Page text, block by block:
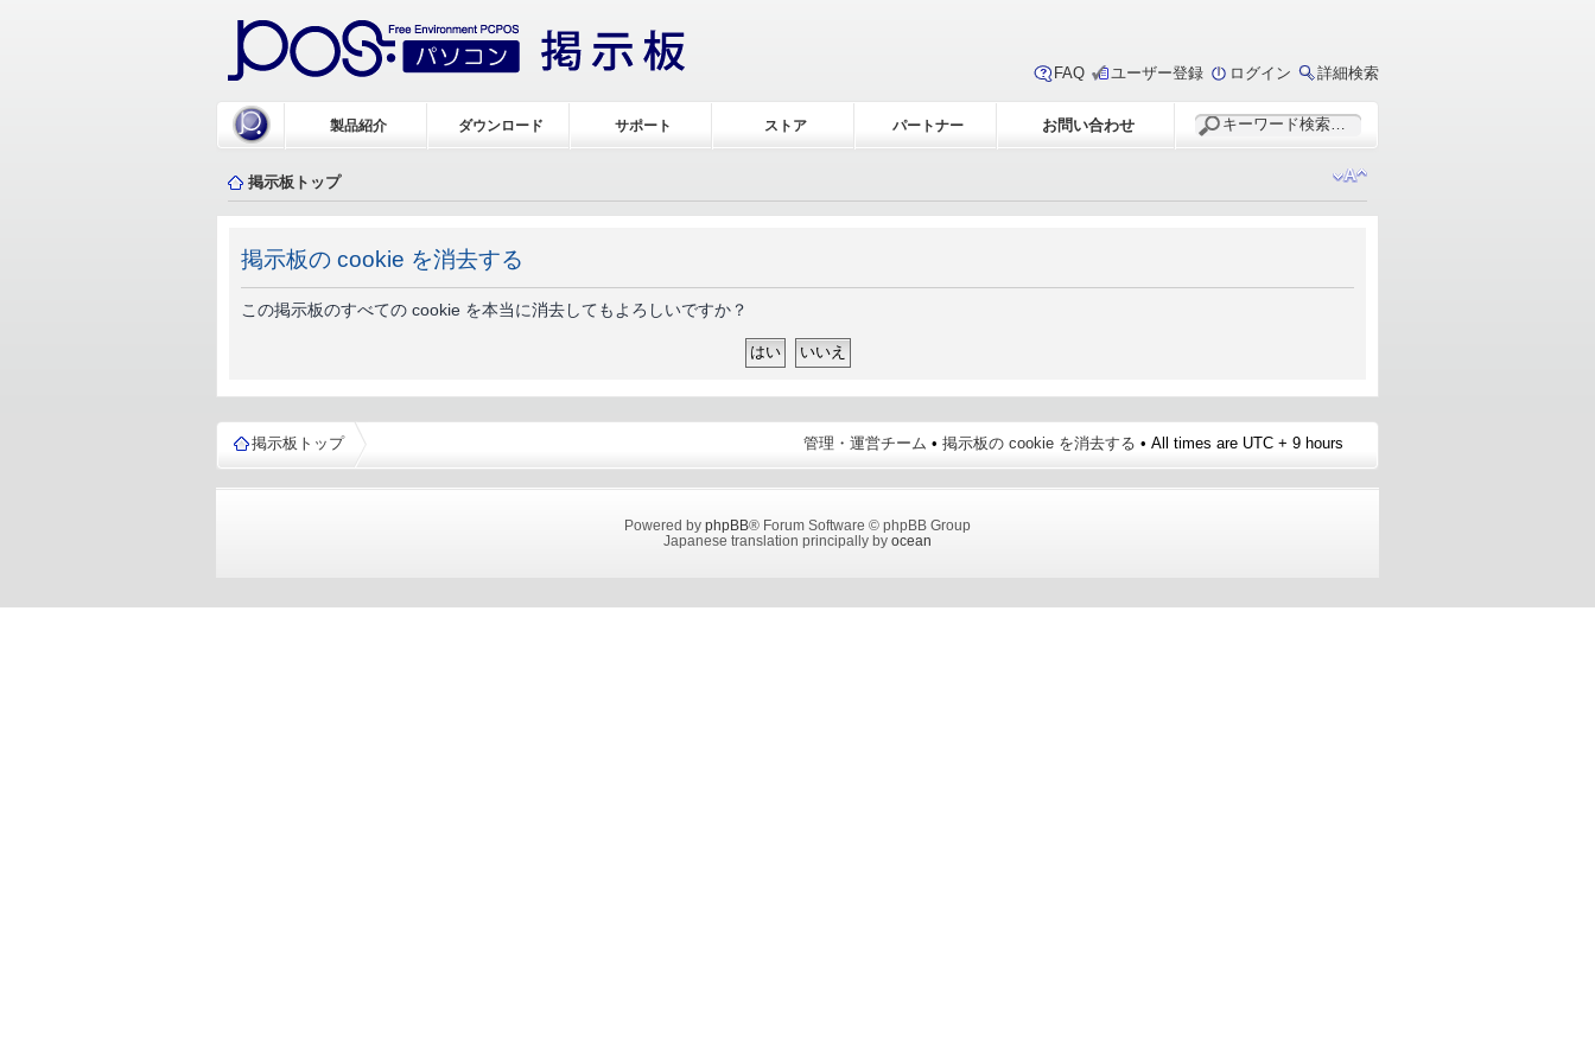
FAQ ユーザー登録 ログイン 詳細検索
製品紹介 ダウンロード サポート ストア パートナー お問い合わせ
掲示板トップ
掲示板の cookie を消去する
この掲示板のすべての cookie を本当に消去してもよろしいですか？
掲示板トップ 管理・運営チーム • 掲示板の cookie を消去する • All times are UTC + 9 hours
Powered by phpBB® Forum Software © phpBB Group
Japanese translation principally by ocean